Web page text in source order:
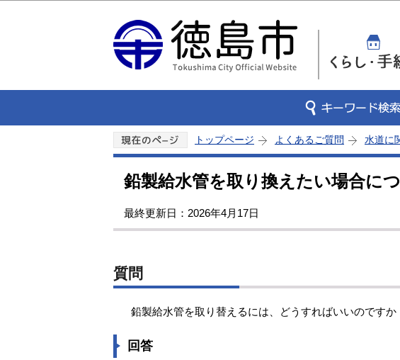
トップページ よくあるご質問 水道に
鉛製給水管を取り換えたい場合に
最終更新日：2026年4月17日
質問
鉛製給水管を取り替えるには、どうすればいいのですか
回答